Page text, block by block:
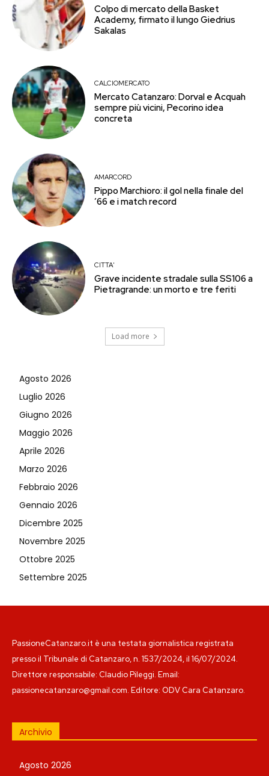
Colpo di mercato della Basket
Academy, firmato il lungo Giedrius
Sakalas
CALCIOMERCATO
Mercato Catanzaro: Dorval e Acquah
sempre più vicini, Pecorino idea
concreta
AMARCORD
Pippo Marchioro: il gol nella finale del
’66 e i match record
CITTA'
Grave incidente stradale sulla SS106 a
Pietragrande: un morto e tre feriti
Load more
Agosto 2026
Luglio 2026
Giugno 2026
Maggio 2026
Aprile 2026
Marzo 2026
Febbraio 2026
Gennaio 2026
Dicembre 2025
Novembre 2025
Ottobre 2025
Settembre 2025
PassioneCatanzaro.it è una testata giornalistica registrata
presso il Tribunale di Catanzaro, n. 1537/2024, il 16/07/2024.
Direttore responsabile: Claudio Pileggi. Email:
passionecatanzaro@gmail.com. Editore: ODV Cara Catanzaro.
Archivio
Agosto 2026